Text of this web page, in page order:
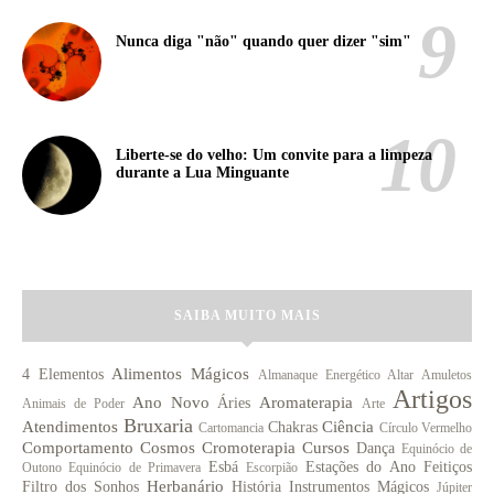
Nunca diga "não" quando quer dizer "sim"
Liberte-se do velho: Um convite para a limpeza
durante a Lua Minguante
SAIBA MUITO MAIS
4 Elementos Alimentos Mágicos Almanaque Energético Altar Amuletos
Animais de Poder Ano Novo Áries Aromaterapia Arte Artigos
Atendimentos Bruxaria Cartomancia Chakras Ciência Círculo Vermelho
Comportamento Cosmos Cromoterapia Cursos Dança Equinócio de
Outono Equinócio de Primavera Esbá Escorpião Estações do Ano Feitiços
Filtro dos Sonhos Herbanário História Instrumentos Mágicos Júpiter